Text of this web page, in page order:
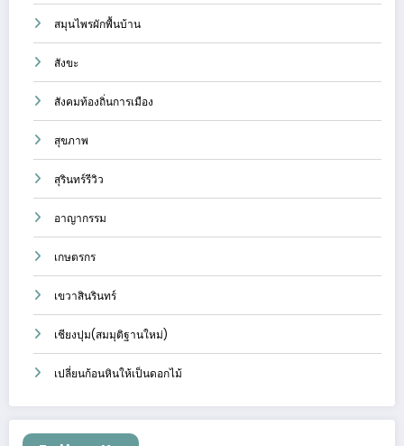
สมุนไพรผักพื้นบ้าน
สังขะ
สังคมท้องถิ่นการเมือง
สุขภาพ
สุรินทร์รีวิว
อาญากรรม
เกษตรกร
เขวาสินรินทร์
เชียงปุม(สมมุติฐานใหม่)
เปลี่ยนก้อนหินให้เป็นดอกไม้